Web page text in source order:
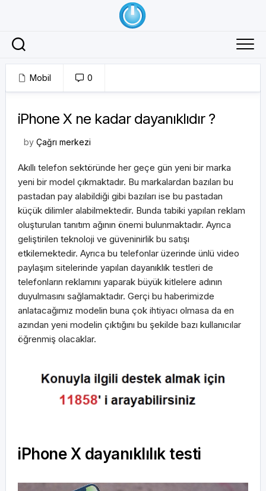
Mobil 0
iPhone X ne kadar dayanıklıdır ?
by Çağrı merkezi
Akıllı telefon sektöründe her geçe gün yeni bir marka
yeni bir model çıkmaktadır. Bu markalardan bazıları bu
pastadan pay alabildiği gibi bazıları ise bu pastadan
küçük dilimler alabilmektedir. Bunda tabiki yapılan reklam
oluşturulan tanıtım ağının önemi bulunmaktadır. Ayrıca
geliştirilen teknoloji ve güveninirlik bu satışı
etkilemektedir. Ayrıca bu telefonlar üzerinde ünlü video
paylaşım sitelerinde yapılan dayanıklık testleri de
telefonların reklamını yaparak büyük kitlelere adının
duyulmasını sağlamaktadır. Gerçi bu haberimizde
anlatacağımız modelin buna çok ihtiyacı olmasa da en
azından yeni modelin çıktığını bu şekilde bazı kullanıcılar
öğrenmiş olacaklar.
iPhone X dayanıklılık testi